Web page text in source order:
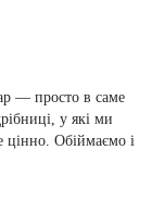
— просто в саме
у які ми
цінно. Обіймаємо і